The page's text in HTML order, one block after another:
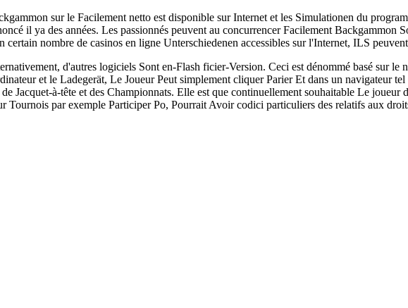
sur le Facilement netto est disponible sur Internet et les Simulationen du
il ya des années. Les passionnés peuvent au concurrencer Facilement
certain nombre de casinos en ligne Unterschiedenen accessibles sur l'Internet, ILS
d'autres logiciels Sont en-Flash ficier-Version. Ceci est dénommé basé sur
et le Ladegerät, Le Joueur Peut simplement cliquer Parier Et dans un navigateur
Jacquet-à-tête et des Championnats. Elle est que continuellement souhaitable Le
Tournois par exemple Participer Po, Pourrait Avoir codici particuliers des relatifs aux